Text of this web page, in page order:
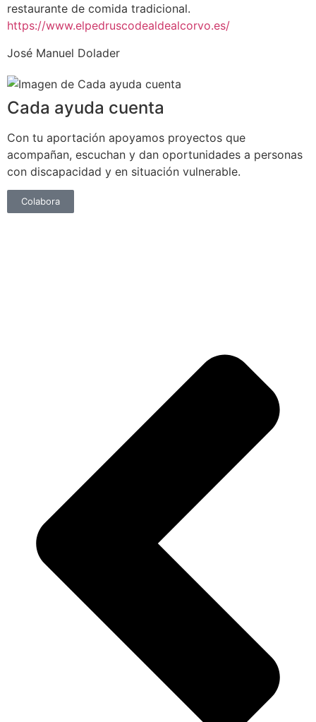
restaurante de comida tradicional.
https://www.elpedruscodealdealcorvo.es/
José Manuel Dolader
Cada ayuda cuenta
Con tu aportación apoyamos proyectos que
acompañan, escuchan y dan oportunidades a personas
con discapacidad y en situación vulnerable.
Colabora